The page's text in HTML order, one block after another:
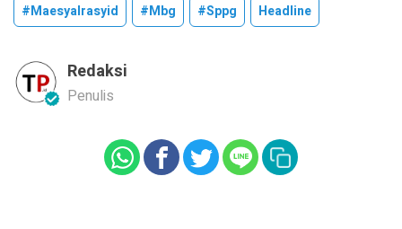
#maesyalrasyid
#mbg #sppg Headline
Redaksi
Penulis